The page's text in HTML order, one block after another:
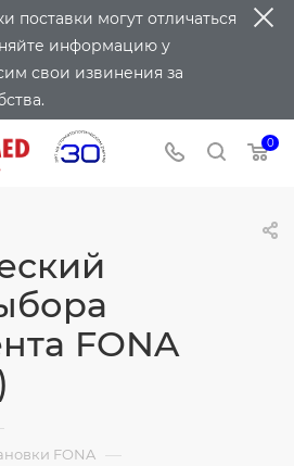
поставки могут отличаться
информацию у
свои извинения за
0
FONA
FONA —